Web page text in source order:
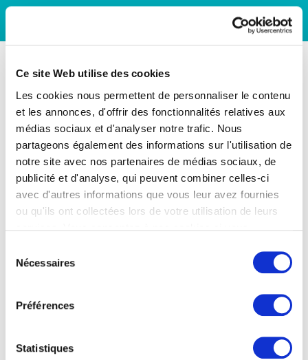
Ce site Web utilise des cookies
Les cookies nous permettent de personnaliser le contenu
et les annonces, d'offrir des fonctionnalités relatives aux
médias sociaux et d'analyser notre trafic. Nous
partageons également des informations sur l'utilisation de
notre site avec nos partenaires de médias sociaux, de
publicité et d'analyse, qui peuvent combiner celles-ci
avec d'autres informations que vous leur avez fournies
ou qu'ils ont collectées lors de votre utilisation de leurs
Nécessaires
Préférences
Statistiques